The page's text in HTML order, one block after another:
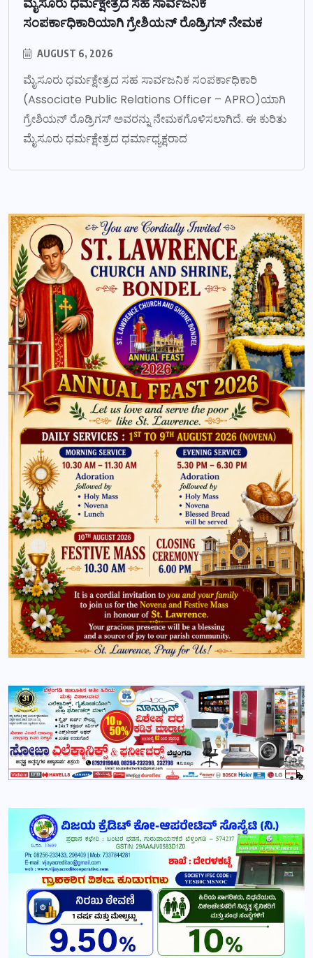
ಸಂಪರ್ಕಾಧಿಕಾರಿಯಾಗಿ ಗ್ರೇಶಿಯನ್ ರೊಡ್ರಿಗಸ್ ನೇಮಕ
AUGUST 6, 2026
ಮೈಸೂರು ಧರ್ಮಕ್ಷೇತ್ರದ ಸಹ ಸಾರ್ವಜನಿಕ ಸಂಪರ್ಕಾಧಿಕಾರಿ
(Associate Public Relations Officer – APRO)ಯಾಗಿ
ಗ್ರೇಶಿಯನ್ ರೊಡ್ರಿಗಸ್ ಅವರನ್ನು ನೇಮಕಗೊಳಿಸಲಾಗಿದೆ. ಈ ಕುರಿತು
ಮೈಸೂರು ಧರ್ಮಕ್ಷೇತ್ರದ ಧರ್ಮಾಧ್ಯಕ್ಷರಾದ